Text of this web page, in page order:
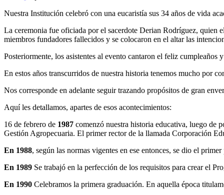
Nuestra Institución celebró con una eucaristía sus 34 años de vida
La ceremonia fue oficiada por el sacerdote Derian Rodríguez, quien
miembros fundadores fallecidos y se colocaron en el altar las
Posteriormente, los asistentes al evento cantaron el feliz cumpleaños
En estos años transcurridos de nuestra historia tenemos mucho por
Nos corresponde en adelante seguir trazando propósitos de gran
Aquí les detallamos, apartes de esos acontecimientos:
16 de febrero de 1987 comenzó nuestra historia educativa, luego de
Gestión Agropecuaria. El primer rector de la llamada Corporación
En 1988, según las normas vigentes en ese entonces, se dio el
En 1989 Se trabajó en la perfección de los requisitos para crear el
En 1990 Celebramos la primera graduación. En aquella época